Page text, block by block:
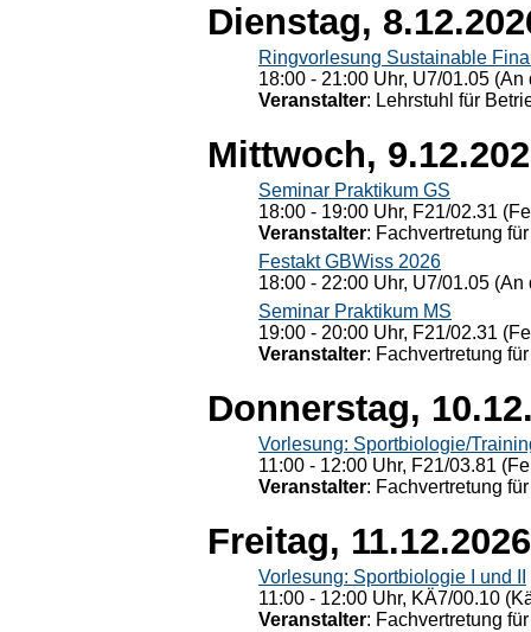
Dienstag,
Ringvorlesung Sustainable
18:00 - 21:00 Uhr, U7/01.05
Veranstalter: Lehrstuhl für
Mittwoch,
Seminar Praktikum GS
18:00 - 19:00 Uhr, F21/02.31
Veranstalter: Fachvertretung
Festakt GBWiss 2026
18:00 - 22:00 Uhr, U7/01.05
Seminar Praktikum MS
19:00 - 20:00 Uhr, F21/02.31
Veranstalter: Fachvertretung
Donnerstag,
Vorlesung: Sportbiologie/
11:00 - 12:00 Uhr, F21/03.81
Veranstalter: Fachvertretung
Freitag, 11.12.2026
Vorlesung: Sportbiologie I und II
11:00 - 12:00 Uhr, KÄ7/00.10
Veranstalter: Fachvertretung